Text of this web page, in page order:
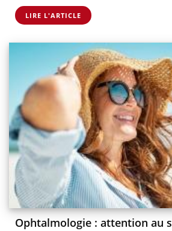
LIRE L'ARTICLE
Ophtalmologie : attention au